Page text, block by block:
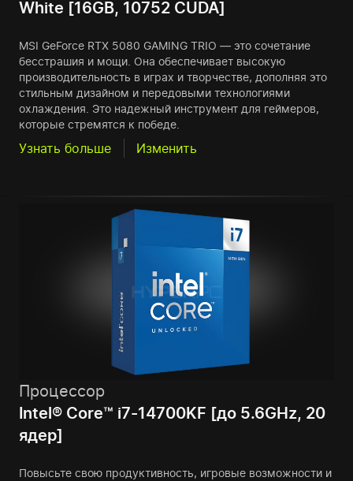
White [16GB, 10752 CUDA]
MSI GeForce RTX 5080 GAMING TRIO — это сочетание
бесстрашия и мощи. Она обеспечивает высокую
производительность в играх и творчестве, дополняя это
стильным дизайном и передовыми технологиями
охлаждения. Это надежный инструмент для геймеров,
которые стремятся к победе.
Узнать больше Изменить
Процессор
Intel® Core™ i7-14700KF [до 5.6GHz, 20
ядер]
Повысьте свою продуктивность, игровые возможности и